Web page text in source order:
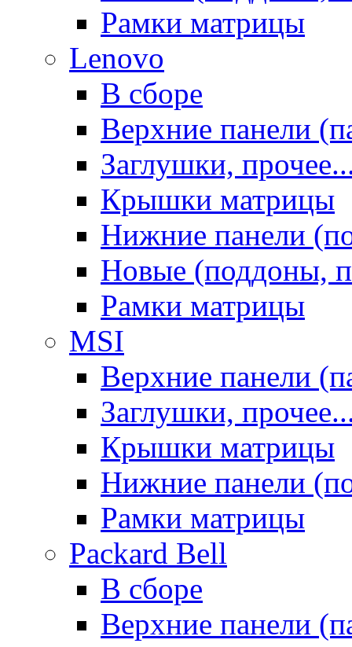
Рамки матрицы
Lenovo
В сборе
Верхние панели
Заглушки,
Крышки матрицы
Нижние панели
Новые (поддоны,
Рамки матрицы
MSI
Верхние панели
Заглушки,
Крышки матрицы
Нижние панели
Рамки матрицы
Packard Bell
В сборе
Верхние панели